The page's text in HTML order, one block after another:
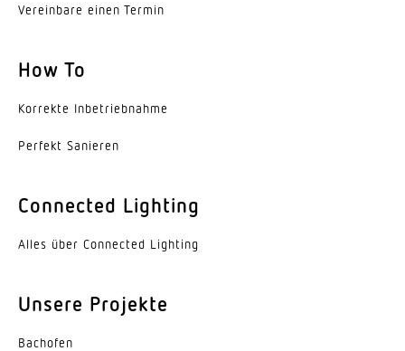
Schutzart
Schutzklasse
II
Umgebungstemperatur
Werkstoff des Gehäuses
Kunststoff opal
Farbe
Vereinbare einen Termin
How To
Korrekte Inbe­trieb­nahme
Perfekt Sanieren
Connected Lighting
Alles über Connected Lighting
Unsere Projekte
Bachofen